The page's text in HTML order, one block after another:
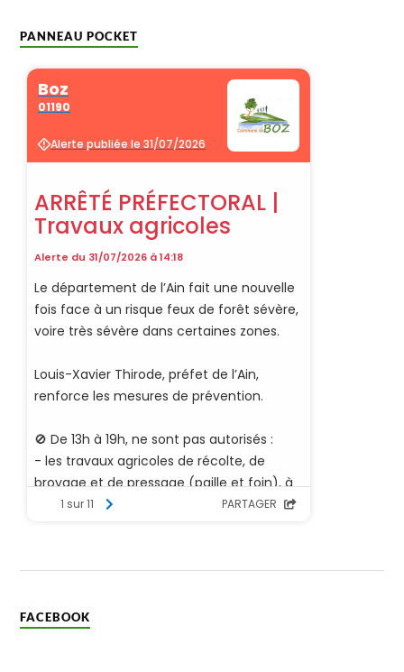
PANNEAU POCKET
FACEBOOK